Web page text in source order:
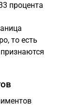
процента
то есть